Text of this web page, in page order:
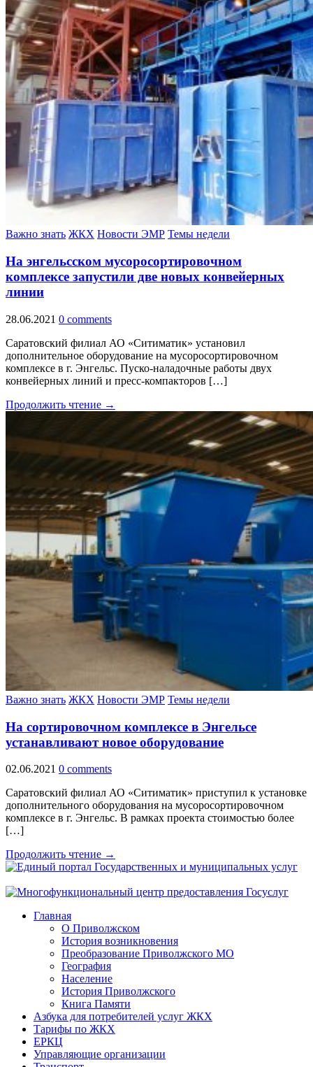
Важно знать ЖКХ Новости ЭМР Темы недели
На энгельсском мусоросортировочном
комплексе запустили две новых конвейерных
линии
28.06.2021 0 comments
Саратовский филиал АО «Ситиматик» установил
дополнительное оборудование на мусоросортировочном
комплексе в г. Энгельс. Пуско-наладочные работы двух
конвейерных линий и пресс-компакторов […]
Продолжить чтение →
Важно знать ЖКХ Новости ЭМР Темы недели
На сортировочном комплексе в Энгельсе
устанавливают новое оборудование
02.06.2021 0 comments
Саратовский филиал АО «Ситиматик» приступил к установке
дополнительного оборудования на мусоросортировочном
комплексе в г. Энгельс. В рамках проекта стоимостью более
[…]
Продолжить чтение →
Главная
О Приволжском
История возникновения
Преобразование Приволжского МО
География
Население
История Приволжского
Книга Памяти
Азбука для потребителей услуг ЖКХ
Тарифы по ЖКХ
ЕРКЦ
Управляющие организации